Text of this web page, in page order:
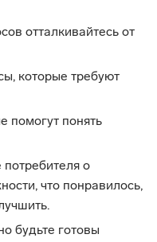
отталкивайтесь от
которые требуют
помогут понять
потребителя о
что понравилось,
будьте готовы